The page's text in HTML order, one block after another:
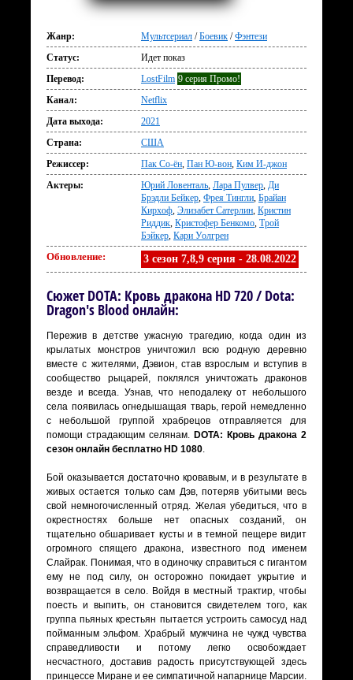
Жанр: Мультсериал /Боевик /Фэнтези
Статус:
Идет показ
Перевод:
LostFilm 9 серия Промо!
Канал:
Netflix
Дата выхода:
2021
Страна:
США
Режиссер:
Пак Со-ён, Пан Ю-вон, Ким И-джон
Актеры:
Юрий Ловенталь, Лара Пулвер, Ди
Брэдли Бейкер, Фрея Тингли, Брайан
Кирхоф, Элизабет Сатерлин, Кристин
Риддик, Кристофер Бенкомо, Трой
Бэйкер, Кари Уолгрен
Обновление: 3 сезон 7,8,9 серия - 28.08.2022
Сюжет DOTA: Кровь дракона HD 720 / Dota:
Dragon's Blood онлайн:
Пережив в детстве ужасную трагедию, когда один из
крылатых монстров уничтожил всю родную деревню
вместе с жителями, Дэвион, став взрослым и вступив в
сообщество рыцарей, поклялся уничтожать драконов
везде и всегда. Узнав, что неподалеку от небольшого
села появилась огнедышащая тварь, герой немедленно
с небольшой группой храбрецов отправляется для
помощи страдающим селянам. DOTA: Кровь дракона 2
сезон онлайн бесплатно HD 1080.
Бой оказывается достаточно кровавым, и в результате в
живых остается только сам Дэв, потеряв убитыми весь
свой немногочисленный отряд. Желая убедиться, что в
окрестностях больше нет опасных созданий, он
тщательно обшаривает кусты и в темной пещере видит
огромного спящего дракона, известного под именем
Слайрак. Понимая, что в одиночку справиться с гигантом
ему не под силу, он осторожно покидает укрытие и
возвращается в село. Войдя в местный трактир, чтобы
поесть и выпить, он становится свидетелем того, как
группа пьяных крестьян пытается устроить самосуд над
пойманным эльфом. Храбрый мужчина не чужд чувства
справедливости и потому легко освобождает
несчастного, доставив радость присутствующей здесь
принцессе Миране и ее симпатичной напарнице Марсии.